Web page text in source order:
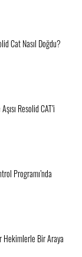
Cat Nasıl Doğdu?
Resolid CAT’i
Programı’nda
Hekimlerle Bir Araya